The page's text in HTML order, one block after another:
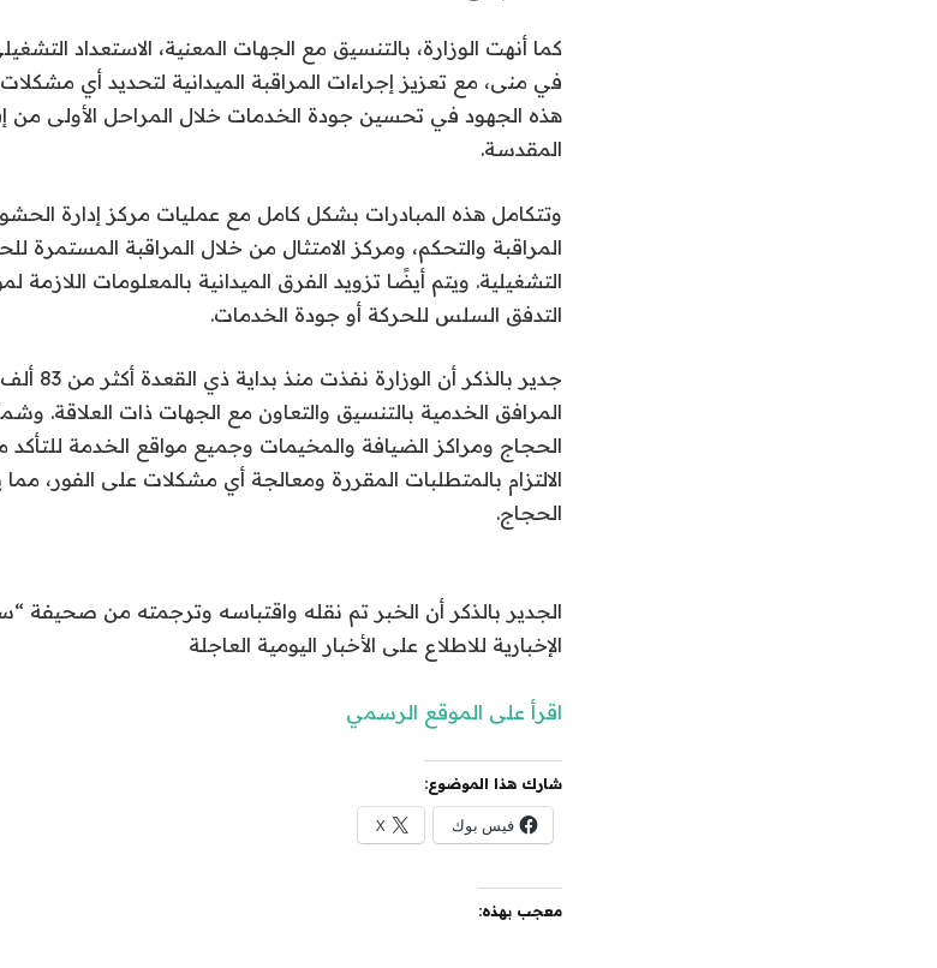
كما أنهت الوزارة، بالتنسيق مع الجهات المعنية، الاستعداد
في منى، مع تعزيز إجراءات المراقبة الميدانية لتحديد أي
هذه الجهود في تحسين جودة الخدمات خلال المراحل الأولى من
المقدسة.
وتتكامل هذه المبادرات بشكل كامل مع عمليات مركز إدارة
المراقبة والتحكم، ومركز الامتثال من خلال المراقبة المستمرة
التشغيلية. ويتم أيضًا تزويد الفرق الميدانية بالمعلومات
التدفق السلس للحركة أو جودة الخدمات.
جدير
المرافق الخدمية بالتنسيق والتعاون مع الجهات ذات العلاقة.
الحجاج ومراكز الضيافة والمخيمات وجميع مواقع الخدمة للتأكد
الالتزام بالمتطلبات المقررة ومعالجة أي مشكلات على الفور،
الحجاج.
الجدير بالذكر أن الخبر تم نقله واقتباسه وترجمته من
الإخبارية للاطلاع على الأخبار اليومية العاجلة
اقرأ على الموقع الرسمي
شارك هذا الموضوع:
فيس بوك X
معجب بهذه: